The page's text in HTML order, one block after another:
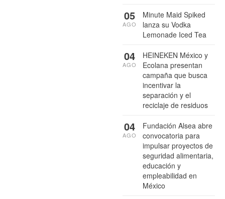
Minute Maid Spiked
lanza su Vodka
Lemonade Iced Tea
05
AGO
HEINEKEN México y
Ecolana presentan
campaña que busca
incentivar la
separación y el
reciclaje de residuos
04
AGO
Fundación Alsea abre
convocatoria para
impulsar proyectos de
seguridad alimentaria,
educación y
empleabilidad en
México
04
AGO